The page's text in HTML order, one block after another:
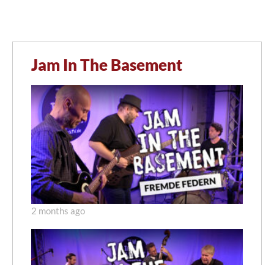
Jam In The Basement
2 months ago